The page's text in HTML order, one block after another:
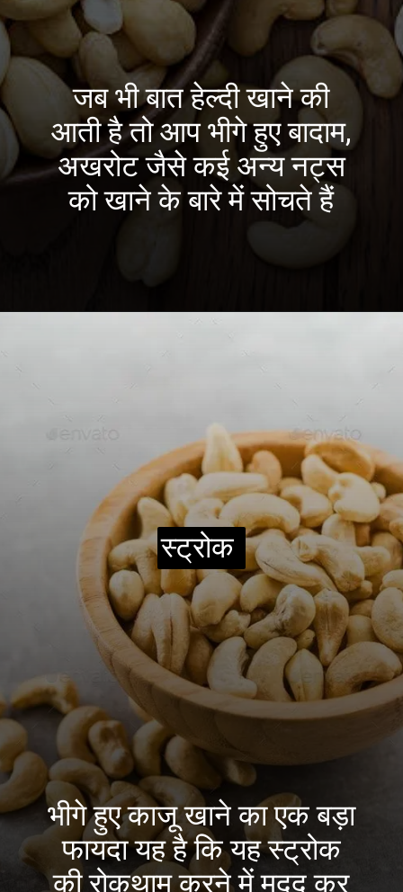
जब भी बात हेल्दी खाने की
आती है तो आप भीगे हुए बादाम,
अखरोट जैसे कई अन्य नट्स
को खाने के बारे में सोचते हैं
भीगे हुए काजू खाने का एक बड़ा
फायदा यह है कि यह स्ट्रोक
की रोकथाम करने में मदद कर
स्ट्रोक
स्ट्रोक